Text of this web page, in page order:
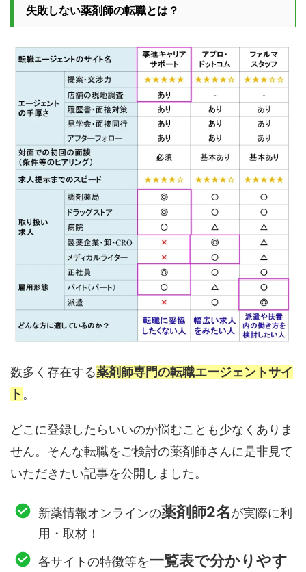
失敗しない薬剤師の転職とは？
数多く存在する薬剤師専門の転職エージェントサイ
ト。
どこに登録したらいいのか悩むことも少なくありま
せん。そんな転職をご検討の薬剤師さんに是非見て
いただきたい記事を公開しました。
新薬情報オンラインの薬剤師2名が実際に利
用・取材！
各サイトの特徴等を一覧表で分かりやす